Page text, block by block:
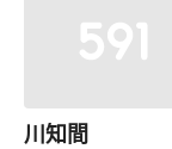
川知間